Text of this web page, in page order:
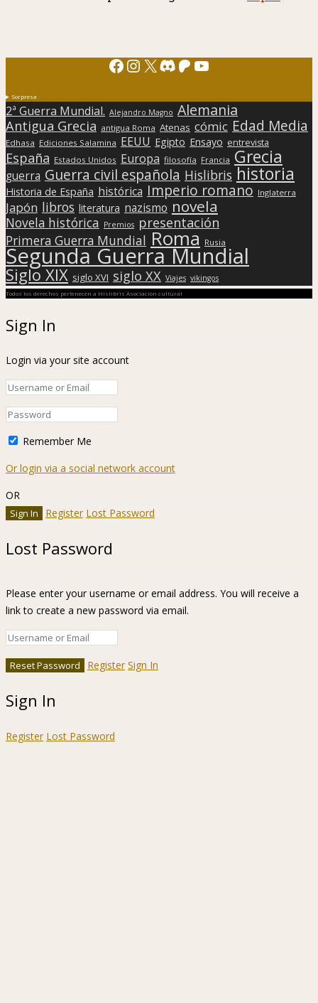
Facebook
Instagram
X Discord
Patreon
YouTube
Sorpresa
2ª Guerra Mundial. Alejandro Magno Alemania
Antigua Grecia antigua Roma Atenas cómic Edad Media
Edhasa Ediciones Salamina EEUU Egipto Ensayo entrevista
España Estados Unidos Europa filosofía Francia Grecia
guerra Guerra civil española Hislibris historia
Historia de España histórica Imperio romano Inglaterra
Japón libros literatura nazismo novela
Novela histórica Premios presentación
Primera Guerra Mundial Roma Rusia
Segunda Guerra Mundial
Siglo XIX siglo XVI siglo XX Viajes vikingos
Todos los derechos pertenecen a Hislibris Asociación cultural
Sign In
Login via your site account
Remember Me
Or login via a social network account
OR
Register Lost Password
Lost Password
Please enter your username or email address. You will receive a
link to create a new password via email.
Register Sign In
Sign In
Register Lost Password